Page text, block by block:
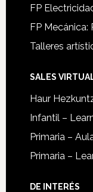
FP
FP Mecánica:
Talleres
SALES
Haur
Infantil –
Primaria –
Primaria –
DE INTERÉS